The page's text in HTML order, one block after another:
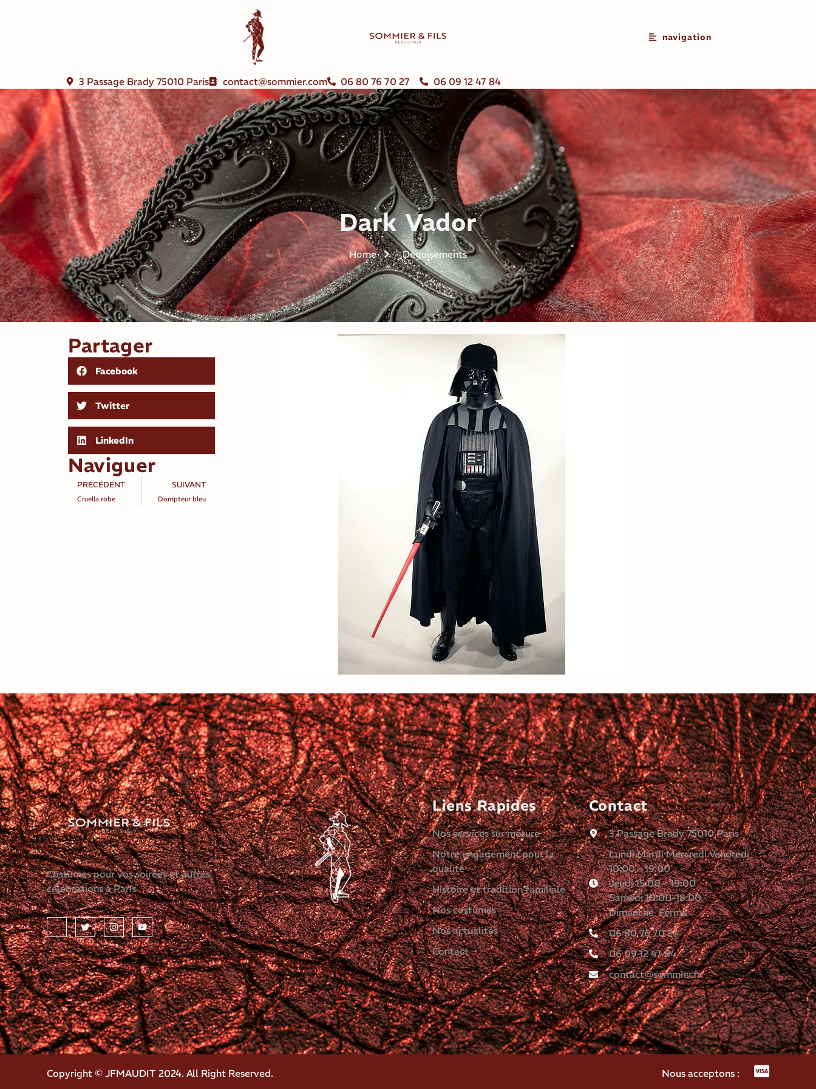
navigation
3 Passage Brady 75010 Paris contact@sommier.com 06 80 76 70 27 06 09 12 47 84
Dark Vador
Home Déguisements
Partager
Facebook
Twitter
LinkedIn
Naviguer
PRÉCÉDENT
Cruella robe
SUIVANT
Dompteur bleu
Costumes pour vos soirées et autres
célébrations à Paris
Liens Rapides
Nos services sur mesure
Notre engagement pour la
qualité
Histoire et tradition familiale
Nos costumes
Nos actualités
Contact
Contact
3 Passage Brady 75010 Paris
Lundi Mardi Mercredi Vendredi
10:00 - 19:00
Jeudi 15:00 - 19:00
Samedi 10:00-18:00
Dimanche Fermé
06 80 76 70 27
06 09 12 47 84
contact@sommier.fr
Copyright © JFMAUDIT 2024. All Right Reserved. Nous acceptons :